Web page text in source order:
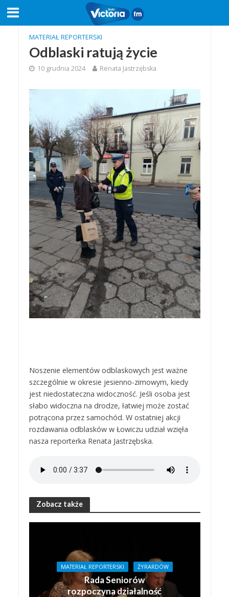
MATERIAŁ REPORTERSKI
Odblaski ratują życie
10 grudnia 2024 Renata Jastrzębska
Noszenie elementów odblaskowych jest ważne
szczególnie w okresie jesienno-zimowym, kiedy
jest niedostateczna widoczność. Jeśli osoba jest
słabo widoczna na drodze, łatwiej może zostać
potrącona przez samochód. W ostatniej akcji
rozdawania odblasków w Łowiczu udział wzięła
nasza reporterka Renata Jastrzębska.
Zobacz także
MATERIAŁ REPORTERSKI ŻYRARDÓW
Rada Seniorów
rozpoczyna działalność